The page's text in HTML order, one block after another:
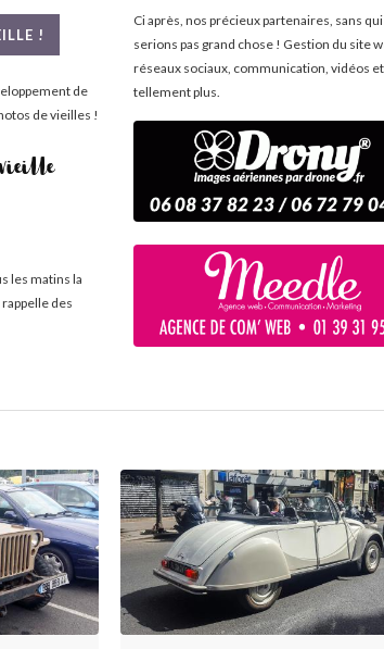
!
de
de vieilles !
les matins la
des
Ci après, nos précieux partenaires, sans
serions pas grand chose ! Gestion du site
réseaux sociaux, communication, vidéos et
tellement plus.